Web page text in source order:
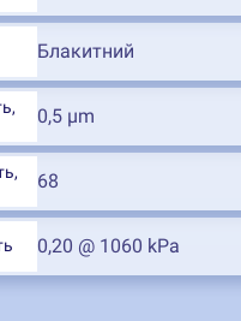
Блакитний
0,5 µm
68
0,20 @ 1060 kPa